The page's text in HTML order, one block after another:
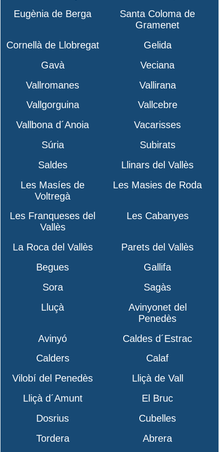
Eugènia de Berga
Santa Coloma de
Gramenet
Cornellà de Llobregat
Gelida
Gavà
Veciana
Vallromanes
Vallirana
Vallgorguina
Vallcebre
Vallbona d´Anoia
Vacarisses
Súria
Subirats
Saldes
Llinars del Vallès
Les Masíes de
Voltregà
Les Masies de Roda
Les Franqueses del
Vallès
Les Cabanyes
La Roca del Vallès
Parets del Vallès
Begues
Gallifa
Sora
Sagàs
Lluçà
Avinyonet del
Penedès
Avinyó
Caldes d´Estrac
Calders
Calaf
Vilobí del Penedès
Lliçà de Vall
Lliçà d´Amunt
El Bruc
Dosrius
Cubelles
Tordera
Abrera